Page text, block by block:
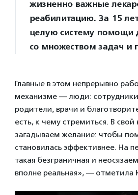
жизненно важные
реабилитацию. За 15
целую систему помощи
со множеством задач и
Главные в этом непрерывно
механизме — люди:
родители, врачи и
есть, к чему стремиться. В
загадываем желание: чтобы
становилась эффективнее. На
такая безграничная и
вполне реальная», —